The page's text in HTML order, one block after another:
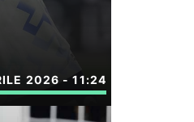
2026 - 11:24